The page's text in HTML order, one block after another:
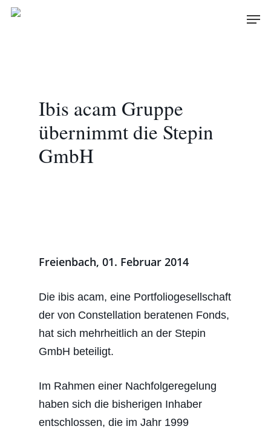
Skip
Ibis acam Gruppe
übernimmt die Stepin
GmbH
Freienbach, 01. Februar 2014
Die ibis acam, eine Portfoliogesellschaft
der von Constellation beratenen Fonds,
hat sich mehrheitlich an der Stepin
GmbH beteiligt.
Im Rahmen einer Nachfolgeregelung
haben sich die bisherigen Inhaber
entschlossen, die im Jahr 1999